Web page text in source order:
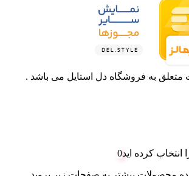
متعلق به فروشگاه دل استایل می باشد .
کرده اید0